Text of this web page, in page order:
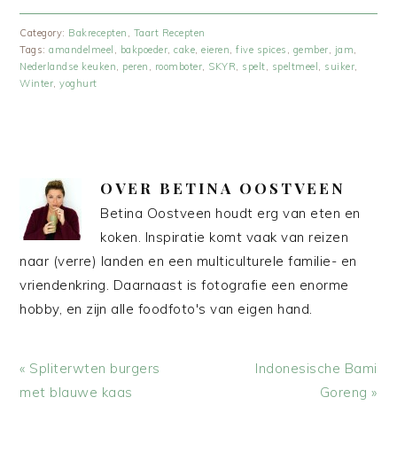
Category: Bakrecepten , Taart Recepten
Tags:amandelmeel , bakpoeder,cake,eieren,five spices , gember, jam,
Nederlandse keuken, peren , roomboter, SKYR, spelt, speltmeel , suiker,
Winter,yoghurt
OVER BETINA OOSTVEEN
Betina Oostveen houdt erg van eten en
koken. Inspiratie komt vaak van reizen
naar (verre) landen en een multiculturele familie- en
vriendenkring. Daarnaast is fotografie een enorme
hobby, en zijn alle foodfoto's van eigen hand.
Vorig
bericht:
« Spliterwten burgers
met blauwe kaas
Volgend
Indonesische Bami
Goreng »